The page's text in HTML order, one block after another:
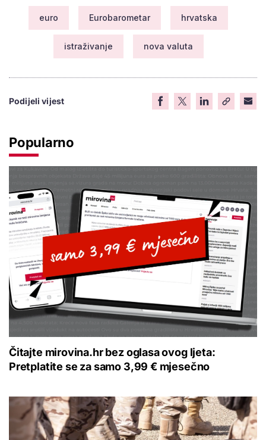
euro Eurobarometar hrvatska
istraživanje nova valuta
Podijeli vijest
Popularno
Čitajte mirovina.hr bez oglasa ovog ljeta:
Pretplatite se za samo 3,99 € mjesečno